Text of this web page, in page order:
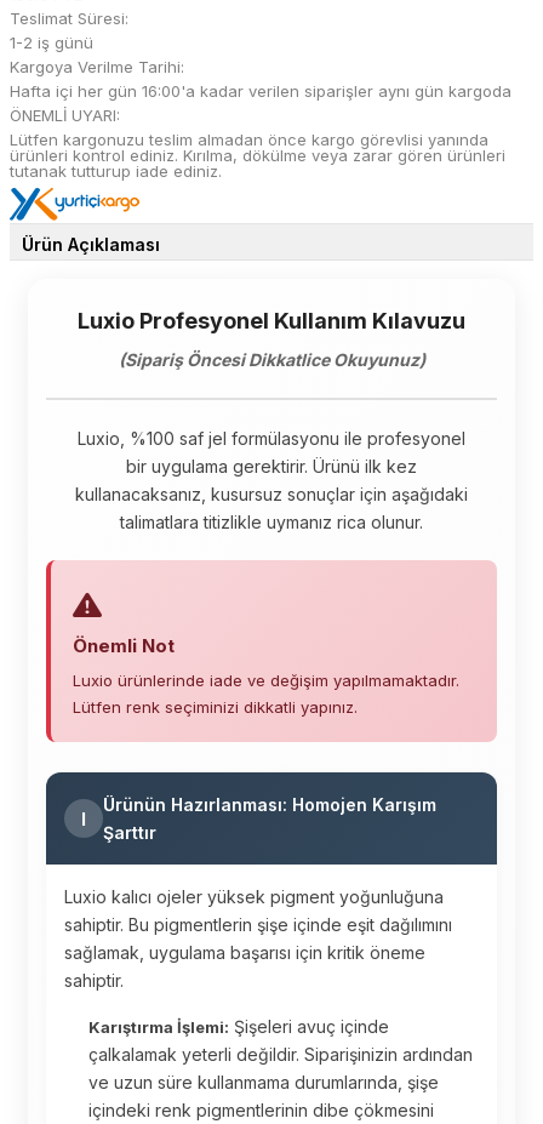
Teslimat Süresi:
1-2 iş günü
Kargoya Verilme Tarihi:
Hafta içi her gün 16:00'a kadar verilen siparişler aynı gün kargoda
ÖNEMLİ UYARI:
Lütfen kargonuzu teslim almadan önce kargo görevlisi yanında
ürünleri kontrol ediniz. Kırılma, dökülme veya zarar gören ürünleri
tutanak tutturup iade ediniz.
Ürün Açıklaması
Luxio Profesyonel Kullanım Kılavuzu
(Sipariş Öncesi Dikkatlice Okuyunuz)
Luxio, %100 saf jel formülasyonu ile profesyonel
bir uygulama gerektirir. Ürünü ilk kez
kullanacaksanız, kusursuz sonuçlar için aşağıdaki
talimatlara titizlikle uymanız rica olunur.
Önemli Not
Luxio ürünlerinde iade ve değişim yapılmamaktadır.
Lütfen renk seçiminizi dikkatli yapınız.
I
Ürünün Hazırlanması: Homojen Karışım
Şarttır
Luxio kalıcı ojeler yüksek pigment yoğunluğuna
sahiptir. Bu pigmentlerin şişe içinde eşit dağılımını
sağlamak, uygulama başarısı için kritik öneme
sahiptir.
Karıştırma İşlemi: Şişeleri avuç içinde
çalkalamak yeterli değildir. Siparişinizin ardından
ve uzun süre kullanmama durumlarında, şişe
içindeki renk pigmentlerinin dibe çökmesini